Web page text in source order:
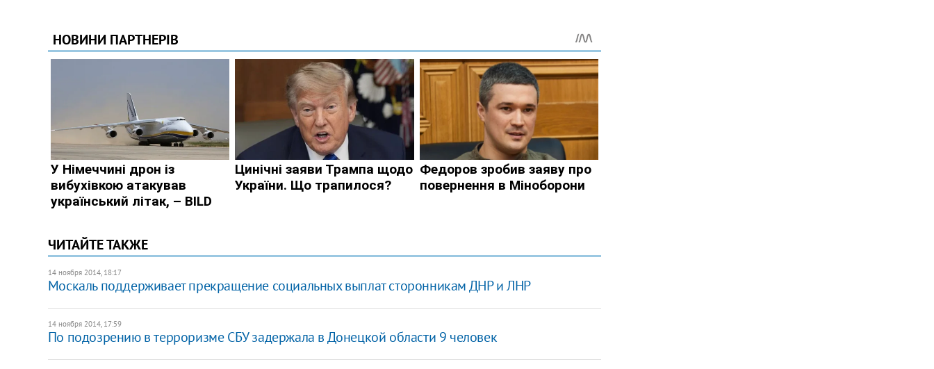
ЧИТАЙТЕ ТАКЖЕ
14 ноября 2014, 18:17
Москаль поддерживает прекращение социальных выплат сторонникам ДНР и ЛНР
14 ноября 2014, 17:59
По подозрению в терроризме СБУ задержала в Донецкой области 9 человек